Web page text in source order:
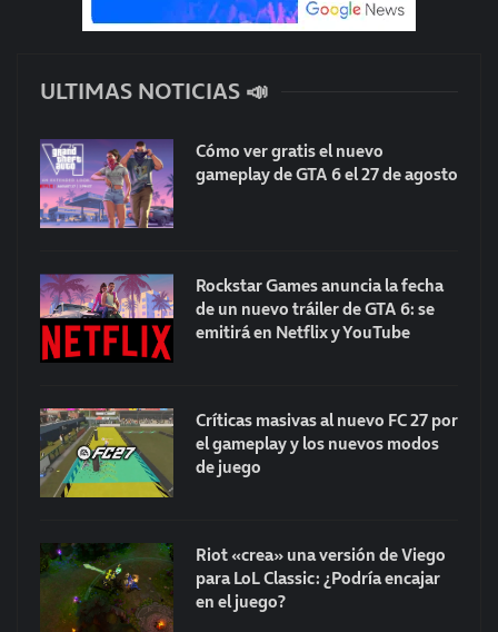
ULTIMAS NOTICIAS 📣
Cómo ver gratis el nuevo
gameplay de GTA 6 el 27 de agosto
Rockstar Games anuncia la fecha
de un nuevo tráiler de GTA 6: se
emitirá en Netflix y YouTube
Críticas masivas al nuevo FC 27 por
el gameplay y los nuevos modos
de juego
Riot «crea» una versión de Viego
para LoL Classic: ¿Podría encajar
en el juego?